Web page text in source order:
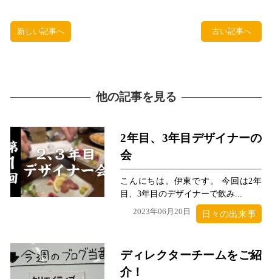
新しい記事へ 古い記事へ
他の記事を見る
2年目、3年目デザイナーの
会
こんにちは。伊東です。 今回は2年
目、3年目のデザイナーで飲み...
2023年06月20日 日々の出来事
ディレクターチームをご紹
介！